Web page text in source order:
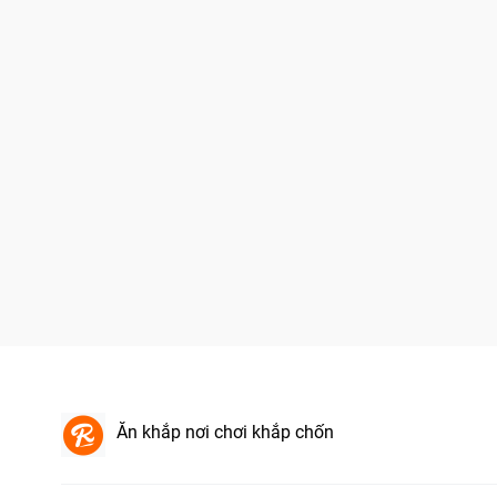
Ăn khắp nơi chơi khắp chốn